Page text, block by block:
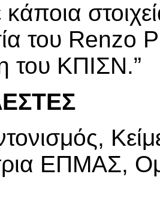
του Renzo
του ΚΠΙΣΝ.”
ΕΠΜΑΣ,